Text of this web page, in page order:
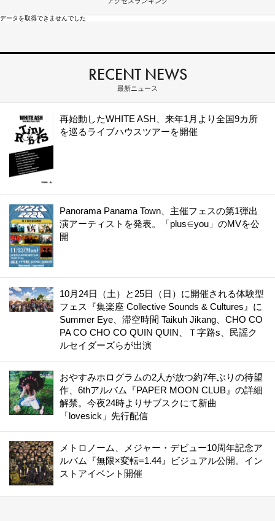
データを取得できませんでした
RECENT NEWS
最新ニュース
再始動したWHITE ASH、来年1月より全国9カ所
を巡るライブハウスツアーを開催
Panorama Panama Town、主催フェスの第1弾出
演アーティストを発表。「plus∈you」のMVを公
開
10月24日（土）と25日（日）に開催される体験型
フェス『集楽座 Collective Sounds & Cultures』に
Summer Eye、滞空時間 Taikuh Jikang、CHO CO
PA CO CHO CO QUIN QUIN、Ｔ字路s、民謡ク
ルセイダーズらが出演
おやすみホログラムの2人が放つ約7年ぶりの待望
作、6thアルバム『PAPER MOON CLUB』の詳細
解禁。今夜24時よりサブスクにて新曲
「lovesick」先行配信
メトロノーム、メジャー・デビュー10周年記念ア
ルバム『無限×変転=1.44』ビジュアル公開。イン
ストアイベント開催